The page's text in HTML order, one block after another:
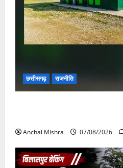
छत्तीसगढ़ राजनीति
Anchal Mishra 07/08/2026